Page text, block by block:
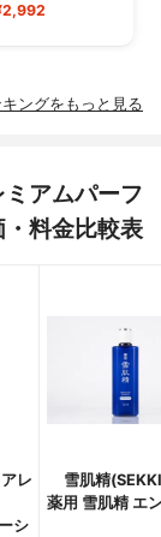
ングをもっと見る
アムパーフ
料金比較表
レ
シ
雪肌精
薬用 雪肌精 エ